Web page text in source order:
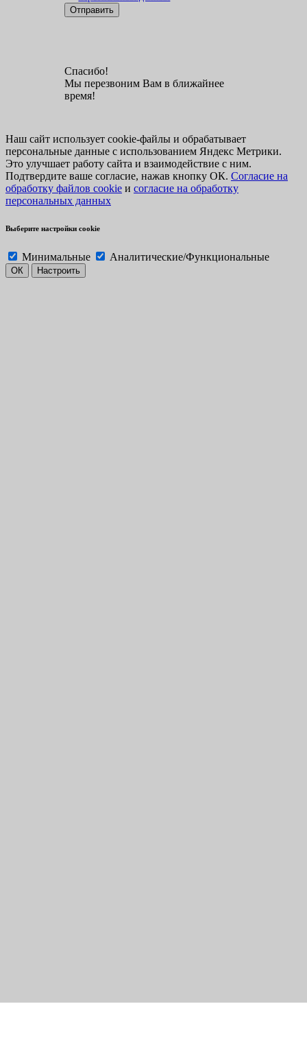
Отправить
Спасибо!
Мы перезвоним Вам в ближайнее
время!
Наш сайт использует cookie-файлы и обрабатывает
персональные данные с использованием Яндекс Метрики.
Это улучшает работу сайта и взаимодействие с ним.
Подтвердите ваше согласие, нажав кнопку ОК. Согласие на
обработку файлов cookie и согласие на обработку
персональных данных
Выберите настройки cookie
Минимальные Аналитические/Функциональные
ОК Настроить